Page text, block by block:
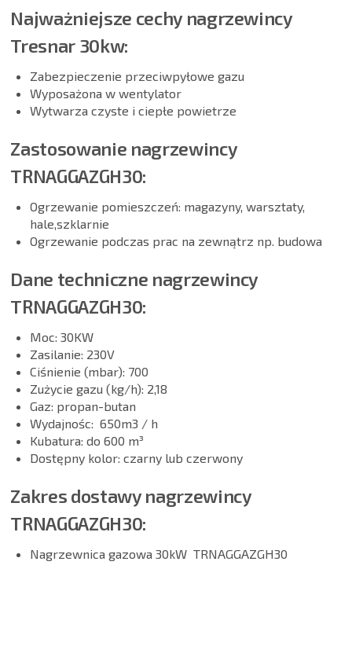
Najważniejsze cechy nagrzewincy
Tresnar 30kw:
Zabezpieczenie przeciwpyłowe gazu
Wyposażona w wentylator
Wytwarza czyste i ciepłe powietrze
Zastosowanie nagrzewincy
TRNAGGAZGH30:
Ogrzewanie pomieszczeń: magazyny, warsztaty,
hale,szklarnie
Ogrzewanie podczas prac na zewnątrz np. budowa
Dane techniczne nagrzewincy
TRNAGGAZGH30:
Moc: 30KW
Zasilanie: 230V
Ciśnienie (mbar): 700
Zużycie gazu (kg/h): 2,18
Gaz: propan-butan
Wydajnośc: 650m3 / h
Kubatura: do 600 m³
Dostępny kolor: czarny lub czerwony
Zakres dostawy nagrzewincy
TRNAGGAZGH30:
Nagrzewnica gazowa 30kW TRNAGGAZGH30